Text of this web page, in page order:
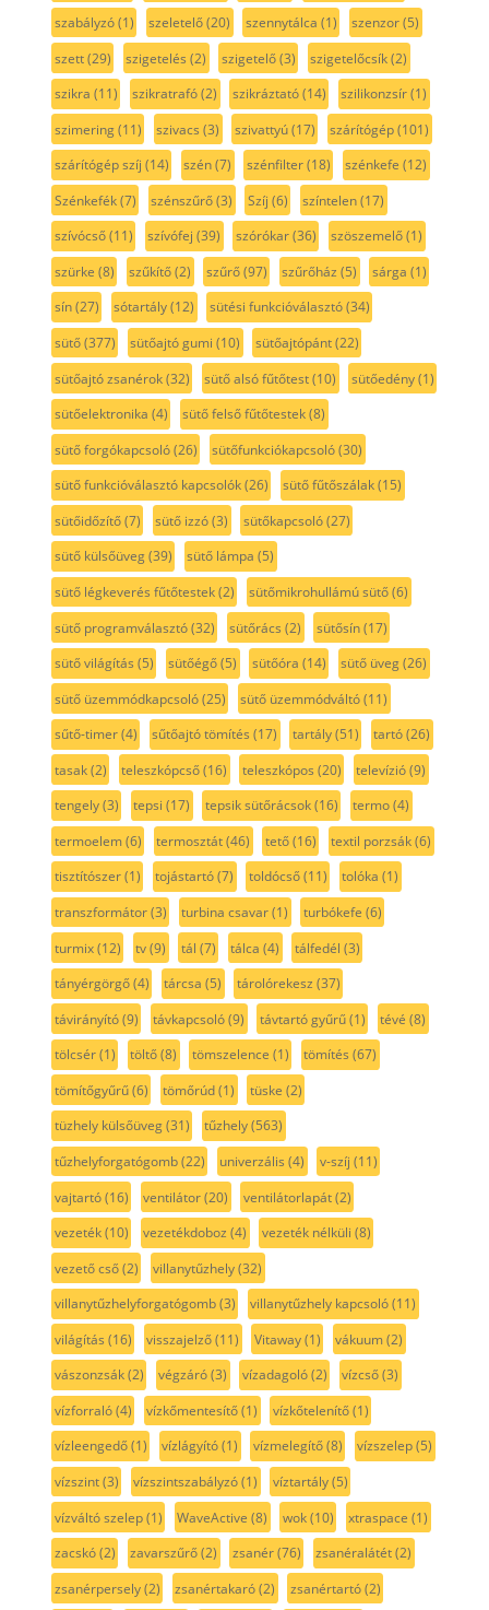
szabályzó(1) szeletelő(20) szennytálca (1) szenzor(5)
szett(29) szigetelés (2) szigetelő(3) szigetelőcsík(2)
szikra (11) szikratrafó(2) szikráztató(14) szilikonzsír(1)
szimering(11) szivacs (3) szivattyú(17) szárítógép(101)
szárítógép szíj (14) szén(7) szénfilter(18) szénkefe (12)
Szénkefék(7) szénszűrő(3) Szíj (6) színtelen(17)
szívócső(11) szívófej (39) szórókar(36) szöszemelő(1)
szürke (8) szűkítő(2) szűrő(97) szűrőház (5) sárga (1)
sín(27) sótartály(12) sütési funkcióválasztó(34)
sütő(377) sütőajtó gumi (10) sütőajtópánt(22)
sütőajtó zsanérok(32) sütő alsó fűtőtest(10) sütőedény(1)
sütőelektronika (4) sütő felső fűtőtestek(8)
sütő forgókapcsoló(26) sütőfunkciókapcsoló(30)
sütő funkcióválasztó kapcsolók(26) sütő fűtőszálak(15)
sütőidőzítő(7) sütő izzó(3) sütőkapcsoló(27)
sütő külsőüveg(39) sütő lámpa (5)
sütő légkeverés fűtőtestek(2) sütőmikrohullámú sütő(6)
sütő programválasztó(32) sütőrács (2) sütősín(17)
sütő világítás (5) sütőégő(5) sütőóra (14) sütő üveg(26)
sütő üzemmódkapcsoló(25) sütő üzemmódváltó(11)
sűtő-timer(4) sűtőajtó tömítés (17) tartály(51) tartó(26)
tasak(2) teleszkópcső(16) teleszkópos (20) televízió(9)
tengely(3) tepsi (17) tepsik sütőrácsok(16) termo(4)
termoelem(6) termosztát(46) tető(16) textil porzsák(6)
tisztítószer(1) tojástartó(7) toldócső(11) tolóka (1)
transzformátor(3) turbina csavar(1) turbókefe (6)
turmix(12) tv(9) tál (7) tálca (4) tálfedél (3)
tányérgörgő(4) tárcsa (5) tárolórekesz (37)
távirányító(9) távkapcsoló(9) távtartó gyűrű(1) tévé (8)
tölcsér(1) töltő(8) tömszelence (1) tömítés (67)
tömítőgyűrű(6) tömőrúd(1) tüske (2)
tüzhely külsőüveg(31) tűzhely(563)
tűzhelyforgatógomb(22) univerzális (4) v-szíj (11)
vajtartó(16) ventilátor(20) ventilátorlapát(2)
vezeték(10) vezetékdoboz (4) vezeték nélküli (8)
vezető cső(2) villanytűzhely(32)
villanytűzhelyforgatógomb(3) villanytűzhely kapcsoló(11)
világítás (16) visszajelző(11) Vitaway(1) vákuum(2)
vászonzsák(2) végzáró(3) vízadagoló(2) vízcső(3)
vízforraló(4) vízkőmentesítő(1) vízkőtelenítő(1)
vízleengedő(1) vízlágyító(1) vízmelegítő(8) vízszelep(5)
vízszint(3) vízszintszabályzó(1) víztartály(5)
vízváltó szelep(1) WaveActive (8) wok(10) xtraspace (1)
zacskó(2) zavarszűrő(2) zsanér(76) zsanéralátét(2)
zsanérpersely(2) zsanértakaró(2) zsanértartó(2)